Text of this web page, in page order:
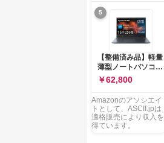
ンチ AMD Ryzen 7
170 メモリ16GB
SSD 512GB
Microsoft 365
Personal (24か月版)
搭載 Windows 11 重
量1.7kg Wi-Fi 6E ク
ワイエットブルー
M1502NAQ-
5
【整備済み品】軽量
薄型ノートパソコン
dynabook G83 ■
13.3型
FHD(1920x1080) -
高性能第11世代Core
i5-1135G7 - メモリ
16GB - SSD 256GB
￥62,800
Amazonのアソシエイ
トとして、ASCII.jpは
適格販売により収入を
得ています。